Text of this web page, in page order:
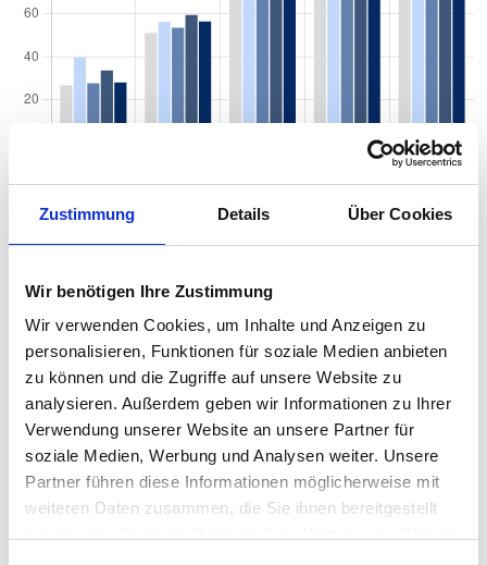
Zustimmung Details Über Cookies
Wir benötigen Ihre Zustimmung
Wir verwenden Cookies, um Inhalte und Anzeigen zu
personalisieren, Funktionen für soziale Medien anbieten
zu können und die Zugriffe auf unsere Website zu
analysieren. Außerdem geben wir Informationen zu Ihrer
Verwendung unserer Website an unsere Partner für
soziale Medien, Werbung und Analysen weiter. Unsere
Partner führen diese Informationen möglicherweise mit
weiteren Daten zusammen, die Sie ihnen bereitgestellt
Wohnungen nach Wohnungstyp
2 2024 2025 2026
zum
Sonstige 2.711 € 2.741 €
-0,76
Erdgeschosswohnung 2.570 € 2.629 € 2.692 €
+2,41
Souterrain 2.241 € 2.414 € 2.517 €
+4,25